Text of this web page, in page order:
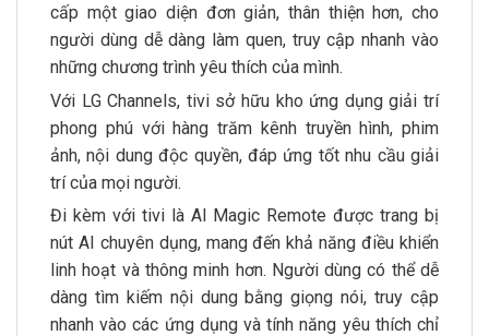
cấp một giao diện đơn giản, thân thiện hơn, cho
người dùng dễ dàng làm quen, truy cập nhanh vào
những chương trình yêu thích của mình.
Với LG Channels, tivi sở hữu kho ứng dụng giải trí
phong phú với hàng trăm kênh truyền hình, phim
ảnh, nội dung độc quyền, đáp ứng tốt nhu cầu giải
trí của mọi người.
Đi kèm với tivi là AI Magic Remote được trang bị
nút AI chuyên dụng, mang đến khả năng điều khiển
linh hoạt và thông minh hơn. Người dùng có thể dễ
dàng tìm kiếm nội dung bằng giọng nói, truy cập
nhanh vào các ứng dụng và tính năng yêu thích chỉ